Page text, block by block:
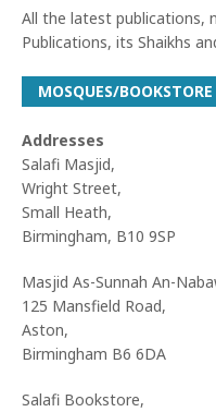
All the latest publications,
Publications, its Shaikhs
MOSQUES/BOOKSTORE
Addresses
Salafi Masjid,
Wright Street,
Small Heath,
Birmingham, B10 9SP
Masjid As-Sunnah An-
125 Mansfield Road,
Aston,
Birmingham B6 6DA
Salafi Bookstore,